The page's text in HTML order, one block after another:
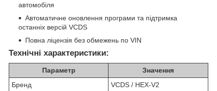
автомобіля
Автоматичне оновлення програми та підтримка
останніх версій VCDS
Повна ліцензія без обмежень по VIN
Технічні характеристики:
Параметр
Значення
Бренд
VCDS / HEX-V2